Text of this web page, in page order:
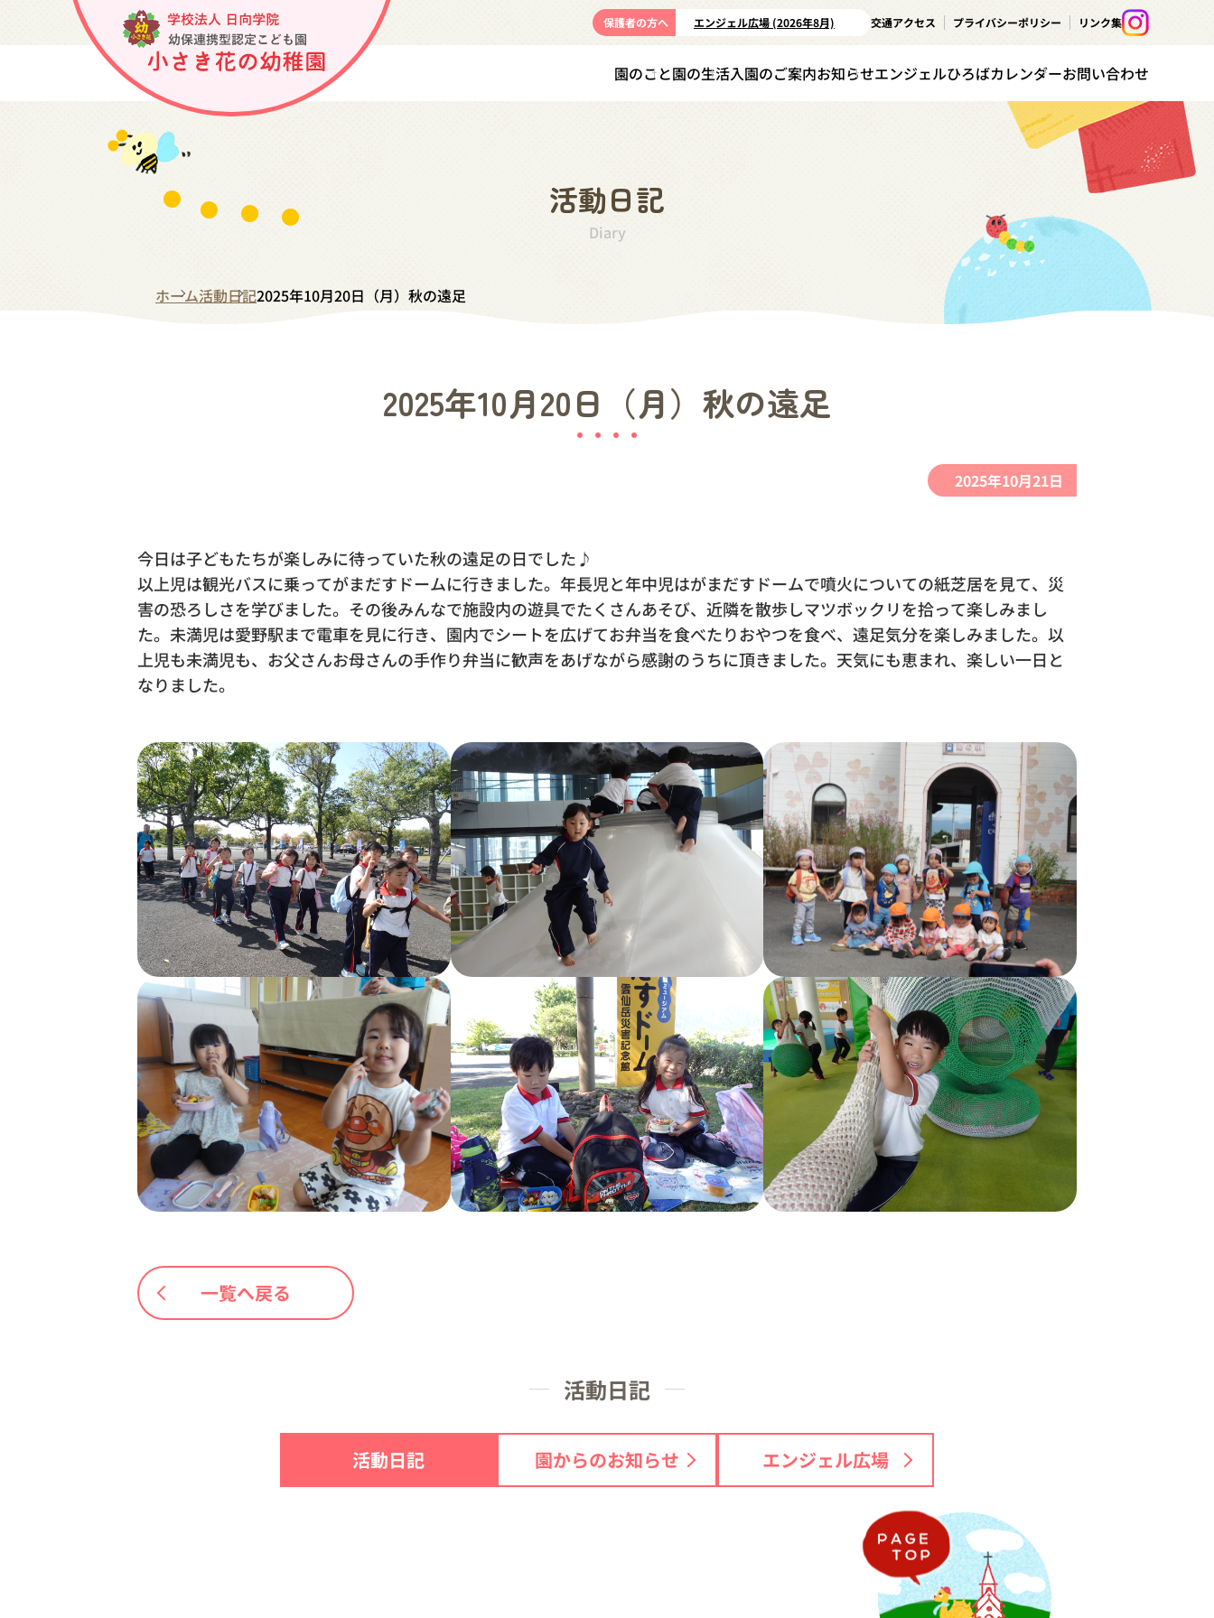
保護者の方へ エンジェル広場 (2026年8月) 交通アクセス プライバシーポリシー リンク集
園のこと園の生活入園のご案内お知らせエンジェルひろばカレンダーお問い合わせ
活動日記
Diary
ホーム活動日記2025年10月20日（月）秋の遠足
2025年10月20日（月）秋の遠足
2025年10月21日
今日は子どもたちが楽しみに待っていた秋の遠足の日でした♪
以上児は観光バスに乗ってがまだすドームに行きました。年長児と年中児はがまだすドームで噴火についての紙芝居を見て、災
害の恐ろしさを学びました。その後みんなで施設内の遊具でたくさんあそび、近隣を散歩しマツボックリを拾って楽しみまし
た。未満児は愛野駅まで電車を見に行き、園内でシートを広げてお弁当を食べたりおやつを食べ、遠足気分を楽しみました。以
上児も未満児も、お父さんお母さんの手作り弁当に歓声をあげながら感謝のうちに頂きました。天気にも恵まれ、楽しい一日と
なりました。
一覧へ戻る
活動日記
活動日記 園からのお知らせ エンジェル広場